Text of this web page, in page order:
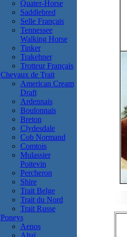
Quater-Horse
Saddlebred
Selle Français
Tennessee
Walking Horse
Tinker
Trakehner
Trotteur Français
Chevaux de Trait
American Cream
Draft
Ardennais
Boulonnais
Breton
Clydesdale
Cob Normand
Comtois
Mulassier
Poitevin
Percheron
Shire
Trait Belge
Trait du Nord
Trait Russe
Poneys
Aenos